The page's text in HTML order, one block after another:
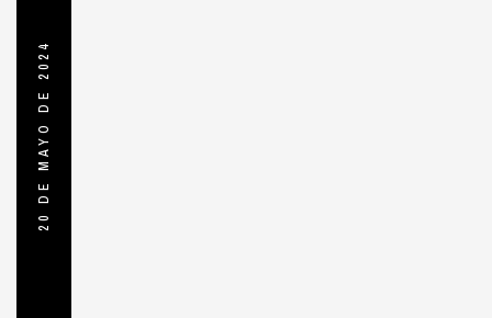
20 DE MAYO DE 2024